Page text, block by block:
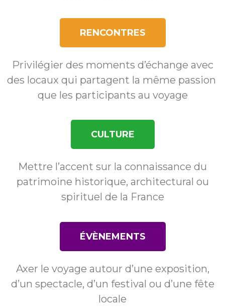
RENCONTRES
Privilégier des moments d’échange avec
des locaux qui partagent la même passion
que les participants au voyage
CULTURE
Mettre l’accent sur la connaissance du
patrimoine historique, architectural ou
spirituel de la France
ÉVÈNEMENTS
Axer le voyage autour d’une exposition,
d’un spectacle, d’un festival ou d’une fête
locale